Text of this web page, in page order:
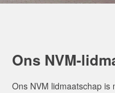
Ons NVM-
Ons NVM lidmaatschap